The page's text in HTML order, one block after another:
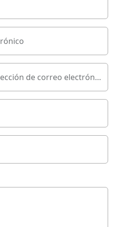
Vuelva a introducir su dirección de correo electrónico